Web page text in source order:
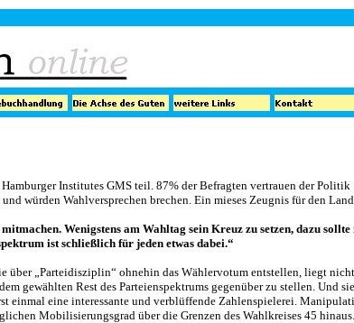
Institutes GMS teil. 87% der Befragten vertrauen der Politik
würden Wahlversprechen brechen. Ein mieses Zeugnis für den
Wenigstens am Wahltag sein Kreuz zu setzen, dazu sollte
ist schließlich für jeden etwas dabei.“
über „Parteidisziplin“ ohnehin das Wählervotum entstellen, liegt
gewählten Rest des Parteienspektrums gegenüber zu stellen. Und
einmal eine interessante und verblüffende Zahlenspielerei.
Mobilisierungsgrad über die Grenzen des Wahlkreises 45 hinaus.